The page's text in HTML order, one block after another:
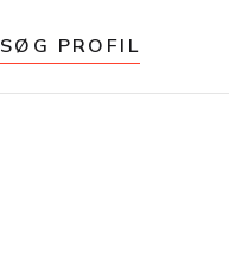
SØG PROFIL